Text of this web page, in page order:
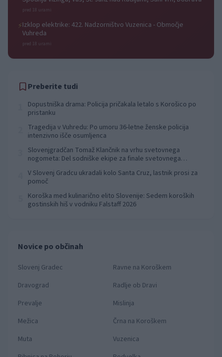
pred 18 urami
⚡Izklop elektrike: 422. Nadzorništvo Vuzenica - Območje
Vuhreda
pred 18 urami
Preberite tudi
Dopustniška drama: Policija pričakala letalo s Korošico po
pristanku
Tragedija v Vuhredu: Po umoru 36-letne ženske policija
intenzivno išče osumljenca
Slovenjgradčan Tomaž Klančnik na vrhu svetovnega
nogometa: Del sodniške ekipe za finale svetovnega
V Slovenj Gradcu ukradali kolo Santa Cruz, lastnik prosi za
pomoč
Koroška med kulinarično elito Slovenije: Sedem koroških
gostinskih hiš v vodniku Falstaff 2026
Novice po občinah
Slovenj Gradec
Ravne na Koroškem
Dravograd
Radlje ob Dravi
Prevalje
Mislinja
Mežica
Črna na Koroškem
Muta
Vuzenica